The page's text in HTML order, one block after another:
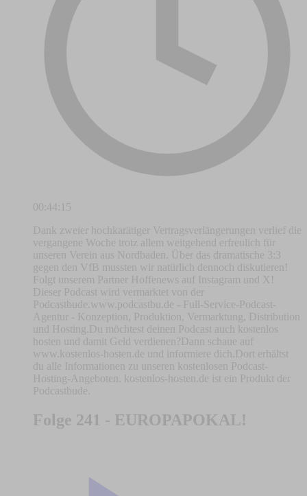
00:44:15
Dank zweier hochkarätiger Vertragsverlängerungen verlief die
vergangene Woche trotz allem weitgehend erfreulich für
unseren Verein aus Nordbaden. Über das dramatische 3:3
gegen den VfB mussten wir natürlich dennoch diskutieren!
Folgt unserem Partner Hoffenews auf Instagram und X!
Dieser Podcast wird vermarktet von der
Podcastbude.www.podcastbu.de - Full-Service-Podcast-
Agentur - Konzeption, Produktion, Vermarktung, Distribution
und Hosting.Du möchtest deinen Podcast auch kostenlos
hosten und damit Geld verdienen?Dann schaue auf
www.kostenlos-hosten.de und informiere dich.Dort erhältst
du alle Informationen zu unseren kostenlosen Podcast-
Hosting-Angeboten. kostenlos-hosten.de ist ein Produkt der
Podcastbude.
Folge 241 - EUROPAPOKAL!